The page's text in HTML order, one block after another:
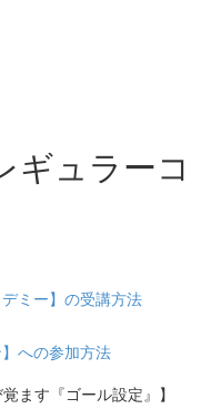
ギュラーコ
ミー】の受講方法
への参加方法
ます『ゴール設定』】